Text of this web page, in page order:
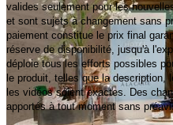
valides seulement pour les
et sont sujets à changement sans
paiement constitue le prix final
réserve de disponibilité, jusqu'à
déploie tous les efforts possibles
le produit, telles que la description,
les vidéos soient exactes. Des
apportés à tout moment sans